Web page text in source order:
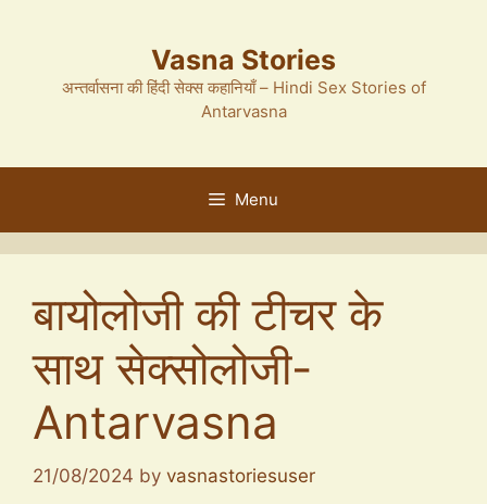
Vasna Stories
अन्तर्वासना की हिंदी सेक्स कहानियाँ – Hindi Sex Stories of
Antarvasna
Menu
बायोलोजी की टीचर के
साथ सेक्सोलोजी-
Antarvasna
21/08/2024 by vasnastoriesuser